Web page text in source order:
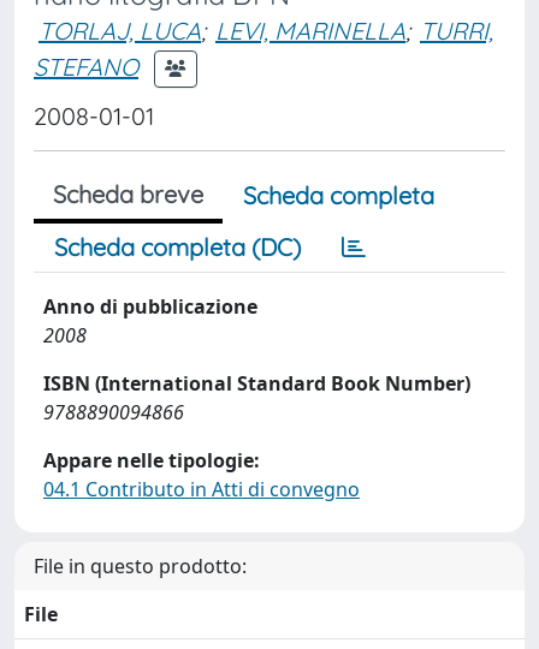
TORLAJ, LUCA; LEVI, MARINELLA; TURRI,
STEFANO
2008-01-01
Scheda breve
Scheda completa
Scheda completa (DC)
Anno di pubblicazione
2008
ISBN (International Standard Book Number)
9788890094866
Appare nelle tipologie:
04.1 Contributo in Atti di convegno
File in questo prodotto:
File